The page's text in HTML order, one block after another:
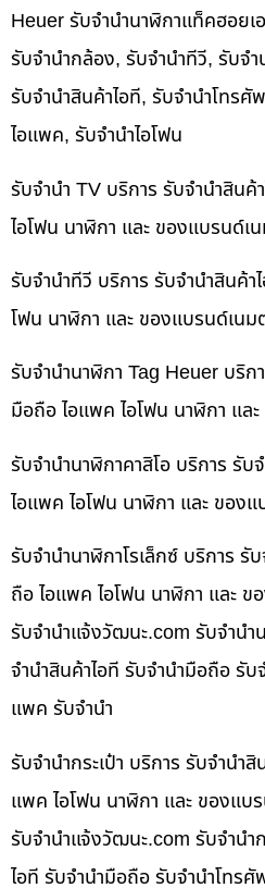
Heuer รับจำนำนาฬิกาแท็คฮอยเ
รับจำนำกล้อง, รับจำนำทีวี, รับจ
รับจำนำสินค้าไอที, รับจำนำโทร
ไอแพค, รับจำนำไอโฟน
รับจำนำ TV บริการ รับจำนำสิน
ไอโฟน นาฬิกา และ ของแบรนด์เ
รับจำนำทีวี บริการ รับจำนำสินค้
โฟน นาฬิกา และ ของแบรนด์เนม
รับจำนำนาฬิกา Tag Heuer บริก
มือถือ ไอแพค ไอโฟน นาฬิกา แล
รับจำนำนาฬิกาคาสิโอ บริการ รั
ไอแพค ไอโฟน นาฬิกา และ ของ
รับจำนำนาฬิกาโรเล็กซ์ บริการ รั
ถือ ไอแพค ไอโฟน นาฬิกา และ ข
รับจํานําแจ้งวัฒนะ.com รับจำนำ
จำนำสินค้าไอที รับจำนำมือถือ รับ
แพค รับจำนำ
รับจำนำกระเป๋า บริการ รับจำนำ
แพค ไอโฟน นาฬิกา และ ของแบ
รับจํานําแจ้งวัฒนะ.com รับจำนำ
ไอที รับจำนำมือถือ รับจำนำโทร